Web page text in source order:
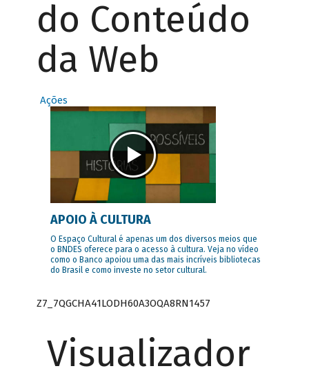
do Conteúdo
da Web
Ações
APOIO À CULTURA
O Espaço Cultural é apenas um dos diversos meios que
o BNDES oferece para o acesso à cultura. Veja no vídeo
como o Banco apoiou uma das mais incríveis bibliotecas
do Brasil e como investe no setor cultural.
Z7_7QGCHA41LODH60A3OQA8RN1457
Visualizador